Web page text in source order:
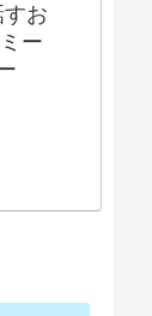
お
ー